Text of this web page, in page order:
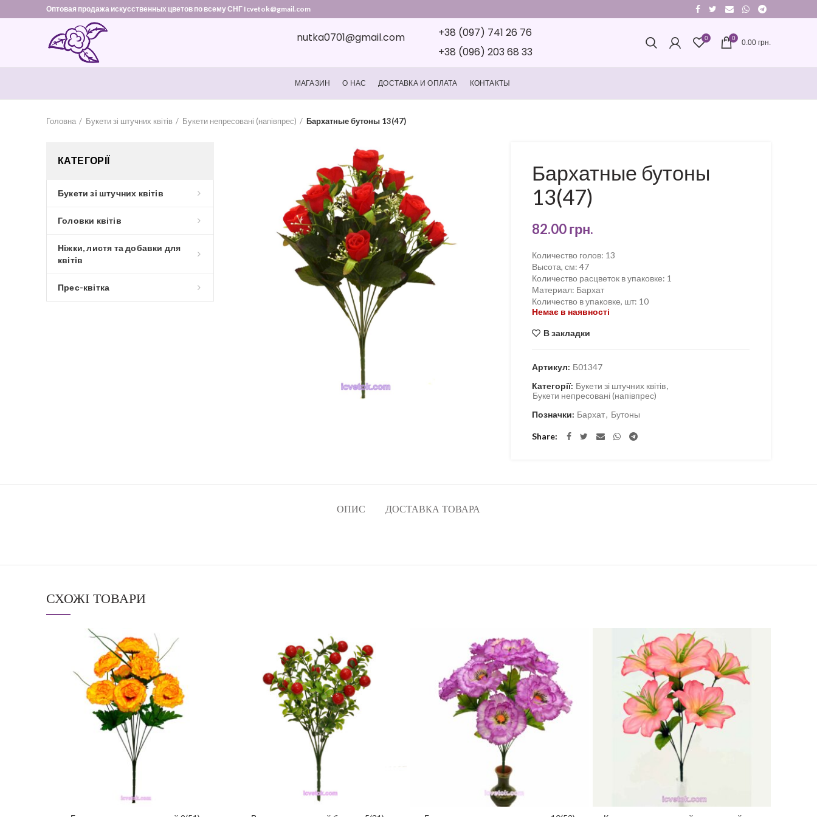
Оптовая продажа искусственных цветов по всему СНГ Icvetok@gmail.com
nutka0701@gmail.com
+38 (097) 741 26 76
+38 (096) 203 68 33
0 0
0.00 грн.
МАГАЗИН О НАС ДОСТАВКА И ОПЛАТА КОНТАКТЫ
Головна Букети зі штучних квітів Букети непресовані (напівпрес) Бархатные бутоны 13(47)
Бархатные бутоны
13(47)
82.00грн.
Количество голов: 13
Высота, см: 47
Количество расцветок в упаковке: 1
Материал: Бархат
Количество в упаковке, шт: 10
Немає в наявності
В закладки
Артикул: Б01347
Категорії: Букети зі штучних квітів,
Букети непресовані (напівпрес)
Позначки: Бархат, Бутоны
Share
КАТЕГОРІЇ
Букети зі штучних квітів
Головки квітів
Ніжки, листя та добавки для
квітів
Прес-квітка
ОПИС ДОСТАВКА ТОВАРА
СХОЖІ ТОВАРИ